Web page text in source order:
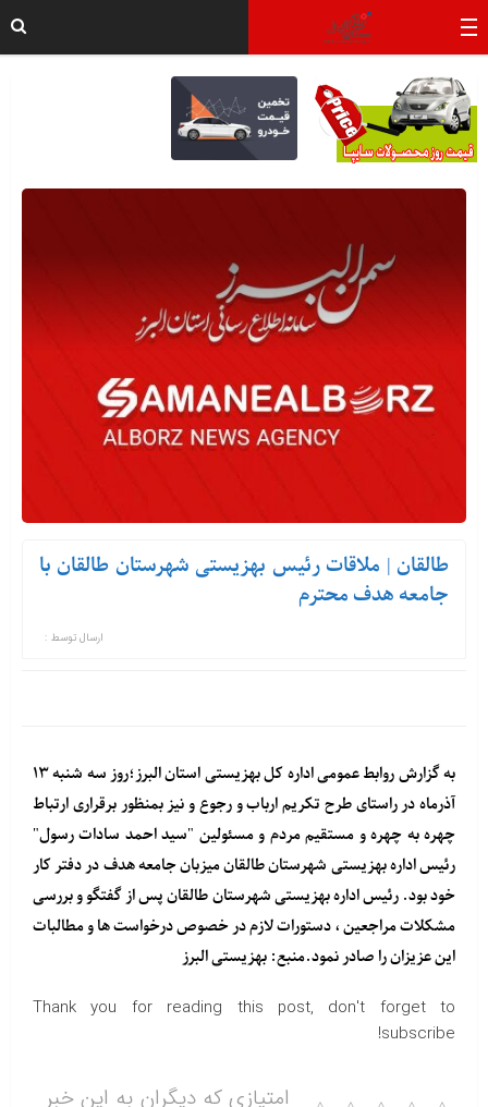
طالقان | ملاقات رئیس بهزیستی شهرستان طالقان با
جامعه هدف محترم
ارسال توسط :
به گزارش روابط عمومی اداره کل بهزیستی استان البرز؛روز سه شنبه ۱۳
آذرماه در راستای طرح تکریم ارباب و رجوع و نیز بمنظور برقراری ارتباط
چهره به چهره و مستقیم مردم و مسئولین "سید احمد سادات رسول"
رئیس اداره بهزیستی شهرستان طالقان میزبان جامعه هدف در دفتر کار
خود بود. رئیس اداره بهزیستی شهرستان طالقان پس از گفتگو و بررسی
مشکلات مراجعین ، دستورات لازم در خصوص درخواست ها و مطالبات
این عزیزان را صادر نمود.منبع: بهزیستی البرز
Thank you for reading this post, don't forget to
subscribe!
امتیازی که دیگران به این خبر